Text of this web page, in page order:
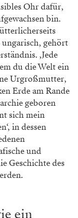
Ohr dafür,
bin.
gehört
‚Jede
du die Welt ein
Urgroßmutter,
Erde am Rande
geboren
sich mein
in dessen
und
Geschichte des
ein